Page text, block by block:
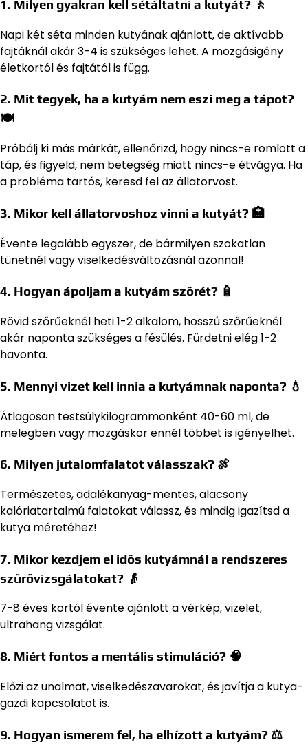
1. Milyen gyakran kell sétáltatni a kutyát? 🚶
Napi két séta minden kutyának ajánlott, de aktívabb
fajtáknál akár 3-4 is szükséges lehet. A mozgásigény
életkortól és fajtától is függ.
2. Mit tegyek, ha a kutyám nem eszi meg a tápot?
🍽
Próbálj ki más márkát, ellenőrizd, hogy nincs-e romlott a
táp, és figyeld, nem betegség miatt nincs-e étvágya. Ha
a probléma tartós, keresd fel az állatorvost.
3. Mikor kell állatorvoshoz vinni a kutyát? 🏥
Évente legalább egyszer, de bármilyen szokatlan
tünetnél vagy viselkedésváltozásnál azonnal!
4. Hogyan ápoljam a kutyám szőrét? 🧴
Rövid szőrűeknél heti 1-2 alkalom, hosszú szőrűeknél
akár naponta szükséges a fésülés. Fürdetni elég 1-2
havonta.
5. Mennyi vizet kell innia a kutyámnak naponta? 💧
Átlagosan testsúlykilogrammonként 40-60 ml, de
melegben vagy mozgáskor ennél többet is igényelhet.
6. Milyen jutalomfalatot válasszak? 🍖
Természetes, adalékanyag-mentes, alacsony
kalóriatartalmú falatokat válassz, és mindig igazítsd a
kutya méretéhez!
7. Mikor kezdjem el idős kutyámnál a rendszeres
szűrővizsgálatokat? 👴
7-8 éves kortól évente ajánlott a vérkép, vizelet,
ultrahang vizsgálat.
8. Miért fontos a mentális stimuláció? 🧠
Előzi az unalmat, viselkedészavarokat, és javítja a kutya-
gazdi kapcsolatot is.
9. Hogyan ismerem fel, ha elhízott a kutyám? ⚖️